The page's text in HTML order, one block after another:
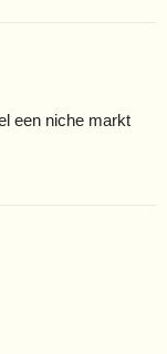
een niche markt